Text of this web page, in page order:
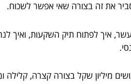
איך לפתוח תיק השקעות,
מיליון שקל בצורה קצרה,